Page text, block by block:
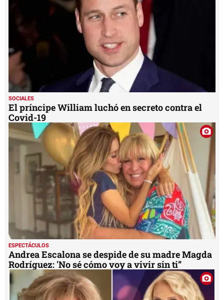
SOCIALES
El príncipe William luchó en secreto contra el
Covid-19
ESPECTÁCULOS
Andrea Escalona se despide de su madre Magda
Rodríguez: 'No sé cómo voy a vivir sin ti”